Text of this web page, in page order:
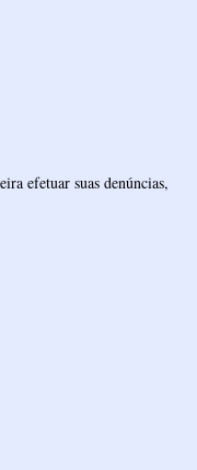
efetuar suas denúncias,